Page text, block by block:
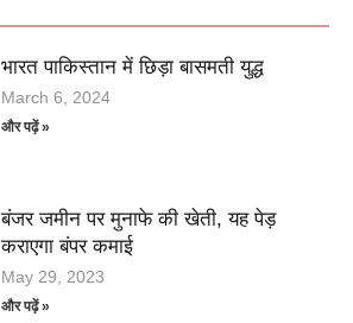
भारत पाकिस्तान में छिड़ा बासमती युद्ध
March 6, 2024
और पढ़ें »
बंजर जमीन पर मुनाफे की खेती, यह पेड़
कराएगा बंपर कमाई
May 29, 2023
और पढ़ें »